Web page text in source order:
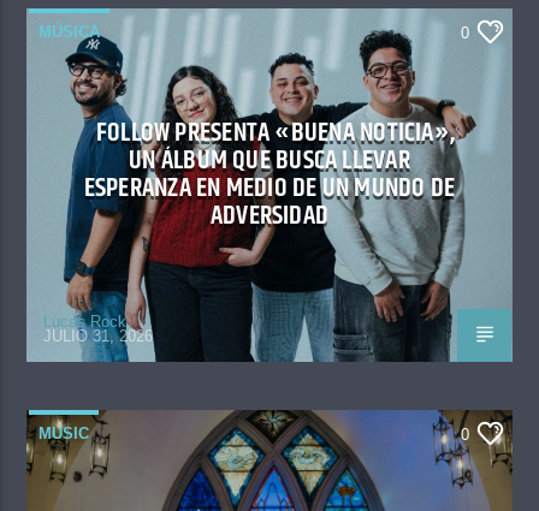
MÚSICA 0
FOLLOW PRESENTA «BUENA NOTICIA»,
UN ÁLBUM QUE BUSCA LLEVAR
ESPERANZA EN MEDIO DE UN MUNDO DE
ADVERSIDAD
Lucas Rock
JULIO 31, 2026
MUSIC 0